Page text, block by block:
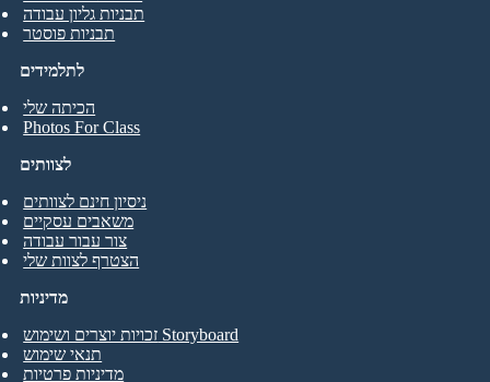
לתלמידים
הכיתה שלי
Photos For Class
תבניות גליון עבודה
תבניות פוסטר
לצוותים
ניסיון חינם לצוותים
משאבים עסקיים
צור עבור עבודה
הצטרף לצוות שלי
מדיניות
זכויות יוצרים ושימוש Storyboard
תנאי שימוש
מדיניות פרטיות